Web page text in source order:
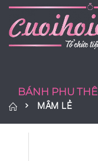
BÁNH PHU THÊ
MÂM LẺ